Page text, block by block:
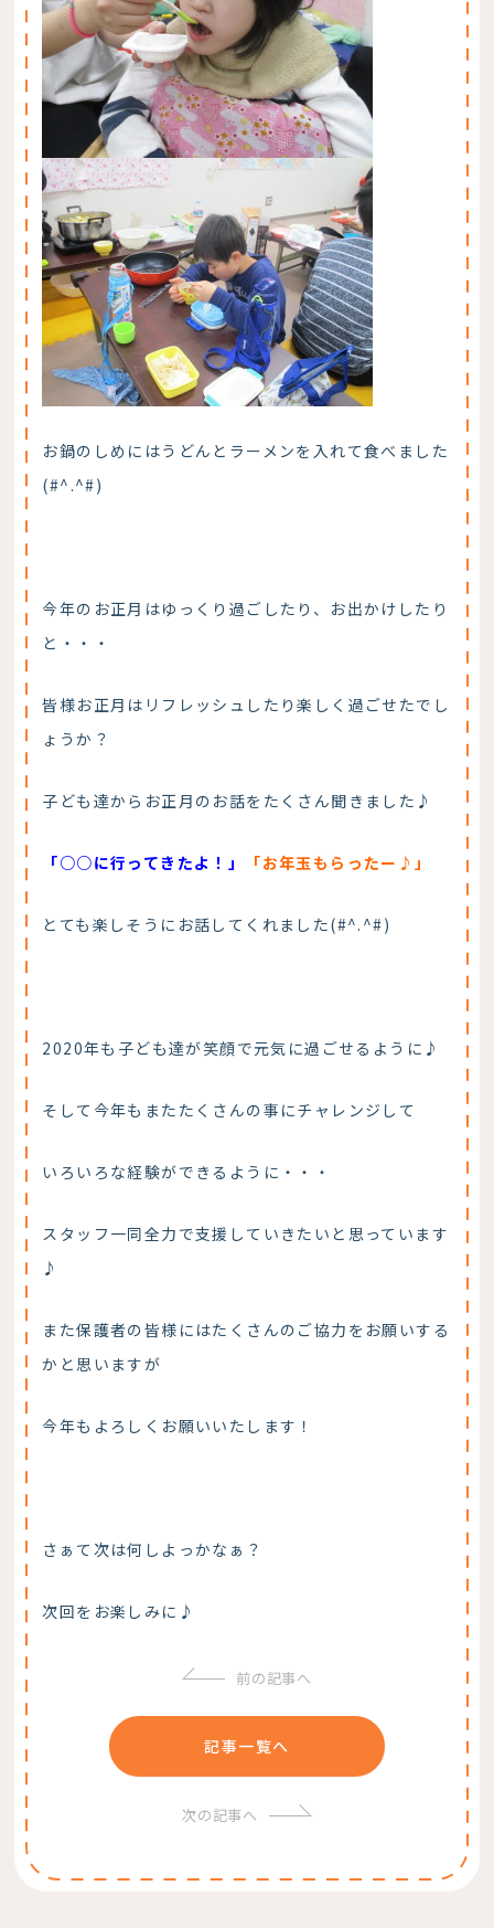
お鍋のしめにはうどんとラーメンを入れて食べました
(#^.^#)
今年のお正月はゆっくり過ごしたり、お出かけしたり
と・・・
皆様お正月はリフレッシュしたり楽しく過ごせたでし
ょうか？
子ども達からお正月のお話をたくさん聞きました♪
「○○に行ってきたよ！」 「お年玉もらったー♪」
とても楽しそうにお話してくれました(#^.^#)
2020年も子ども達が笑顔で元気に過ごせるように♪
そして今年もまたたくさんの事にチャレンジして
いろいろな経験ができるように・・・
スタッフ一同全力で支援していきたいと思っています
♪
また保護者の皆様にはたくさんのご協力をお願いする
かと思いますが
今年もよろしくお願いいたします！
さぁて次は何しよっかなぁ？
次回をお楽しみに♪
前の記事へ
記事一覧へ
次の記事へ